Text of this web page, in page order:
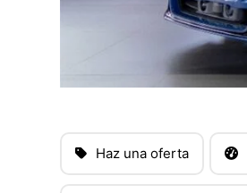
Haz una oferta